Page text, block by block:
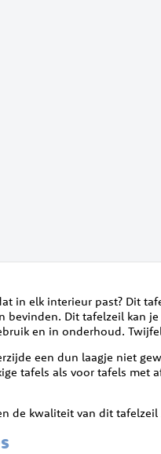
in elk interieur past? Dit
Dit tafelzeil kan
en in onderhoud.
een dun laagje niet
tafels als voor tafels met
de kwaliteit van dit